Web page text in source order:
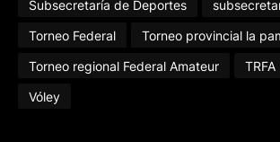
Subsecretaría de Deportes
Torneo Federal
Torneo provincial la
Torneo regional Federal Amateur
TRFA
Vóley